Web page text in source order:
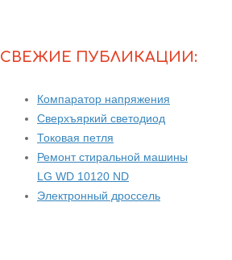
СВЕЖИЕ ПУБЛИКАЦИИ:
Компаратор напряжения
Сверхъяркий светодиод
Токовая петля
Ремонт стиральной машины
LG WD 10120 ND
Электронный дроссель